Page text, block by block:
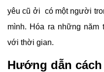
yêu cũ ởi có một người
mình. Hóa ra những năm
với thời gian.
Hướng dẫn